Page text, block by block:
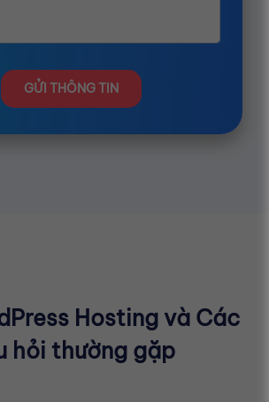
GỬI THÔNG TIN
Hosting và Các
hỏi thường gặp